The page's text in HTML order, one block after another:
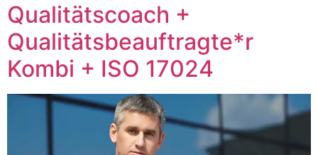
Qualitätscoach +
Qualitätsbeauftragte*r
Kombi + ISO 17024